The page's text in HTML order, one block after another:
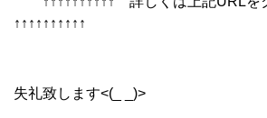
↑↑↑↑↑↑↑↑↑↑
失礼致します<(_ _)>